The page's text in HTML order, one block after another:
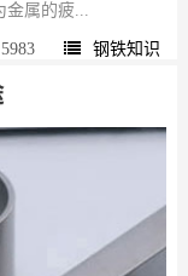
金属的疲...
5983 钢铁知识